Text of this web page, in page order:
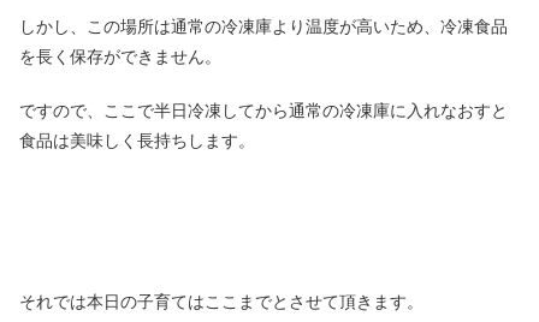
しかし、この場所は通常の冷凍庫より温度が高いため、冷凍食品
を長く保存ができません。
ですので、ここで半日冷凍してから通常の冷凍庫に入れなおすと
食品は美味しく長持ちします。
それでは本日の子育てはここまでとさせて頂きます。